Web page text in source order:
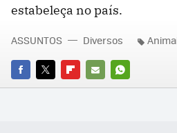
estabeleça no país.
FACEBOOK
TWITTERFLIPBOARD
E-
WHATSAPP
ASSUNTOS Diversos